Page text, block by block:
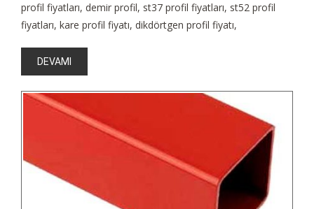
profil fiyatları, demir profil, st37 profil fiyatları, st52 profil
fiyatları, kare profil fiyatı, dikdörtgen profil fiyatı,
DEVAMI